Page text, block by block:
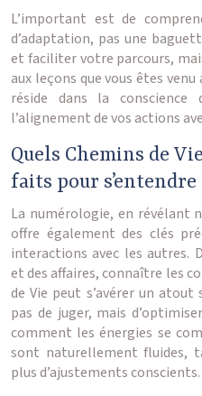
L’important est de
d’adaptation, pas une
et faciliter votre parcours,
aux leçons que vous êtes
réside dans la
l’alignement de vos actions
Quels Chemins de
faits pour
La numérologie, en révélant
offre également des clés
interactions avec les autres.
et des affaires, connaître les
de Vie peut s’avérer un
pas de juger, mais
comment les énergies se
sont naturellement fluides,
plus d’ajustements conscients.